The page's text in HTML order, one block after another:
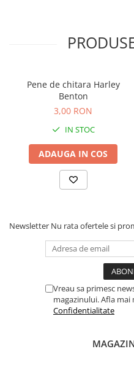
Cabluri de Alimentare
Efecte de lumini
Mixere DMX
Moving Head-uri
Par Led si Pinspot
Scene şi Ring-uri de Dans
Instrumente Muzicale
Claviaturi
Instrumente cu arcus
Instrumente de percutie
Instrumente si jucarii pentru
Pene de chitara Harley
Benton
3,00 RON
IN STOC
ADAUGA IN COS
Newsletter Nu rata ofertele si
Vreau sa primesc
magazinului. Afla mai
Confidentialitate